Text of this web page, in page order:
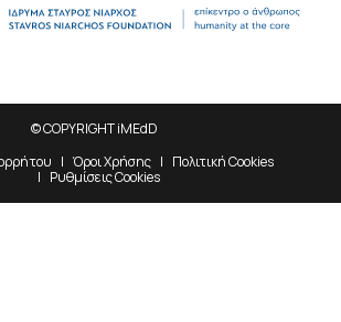
© COPYRIGHT iMEdD
Όροι Χρήσης
Πολιτική Cookies
Ρυθμίσεις Cookies